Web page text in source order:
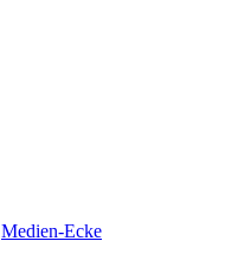
Medien-Ecke